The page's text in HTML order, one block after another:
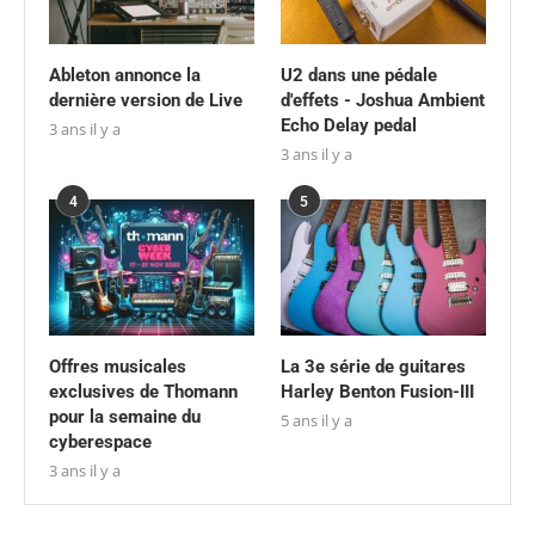
Ableton annonce la
dernière version de Live
3 ans il y a
U2 dans une pédale
d'effets - Joshua Ambient
Echo Delay pedal
3 ans il y a
4
Offres musicales
exclusives de Thomann
pour la semaine du
cyberespace
3 ans il y a
5
La 3e série de guitares
Harley Benton Fusion-III
5 ans il y a